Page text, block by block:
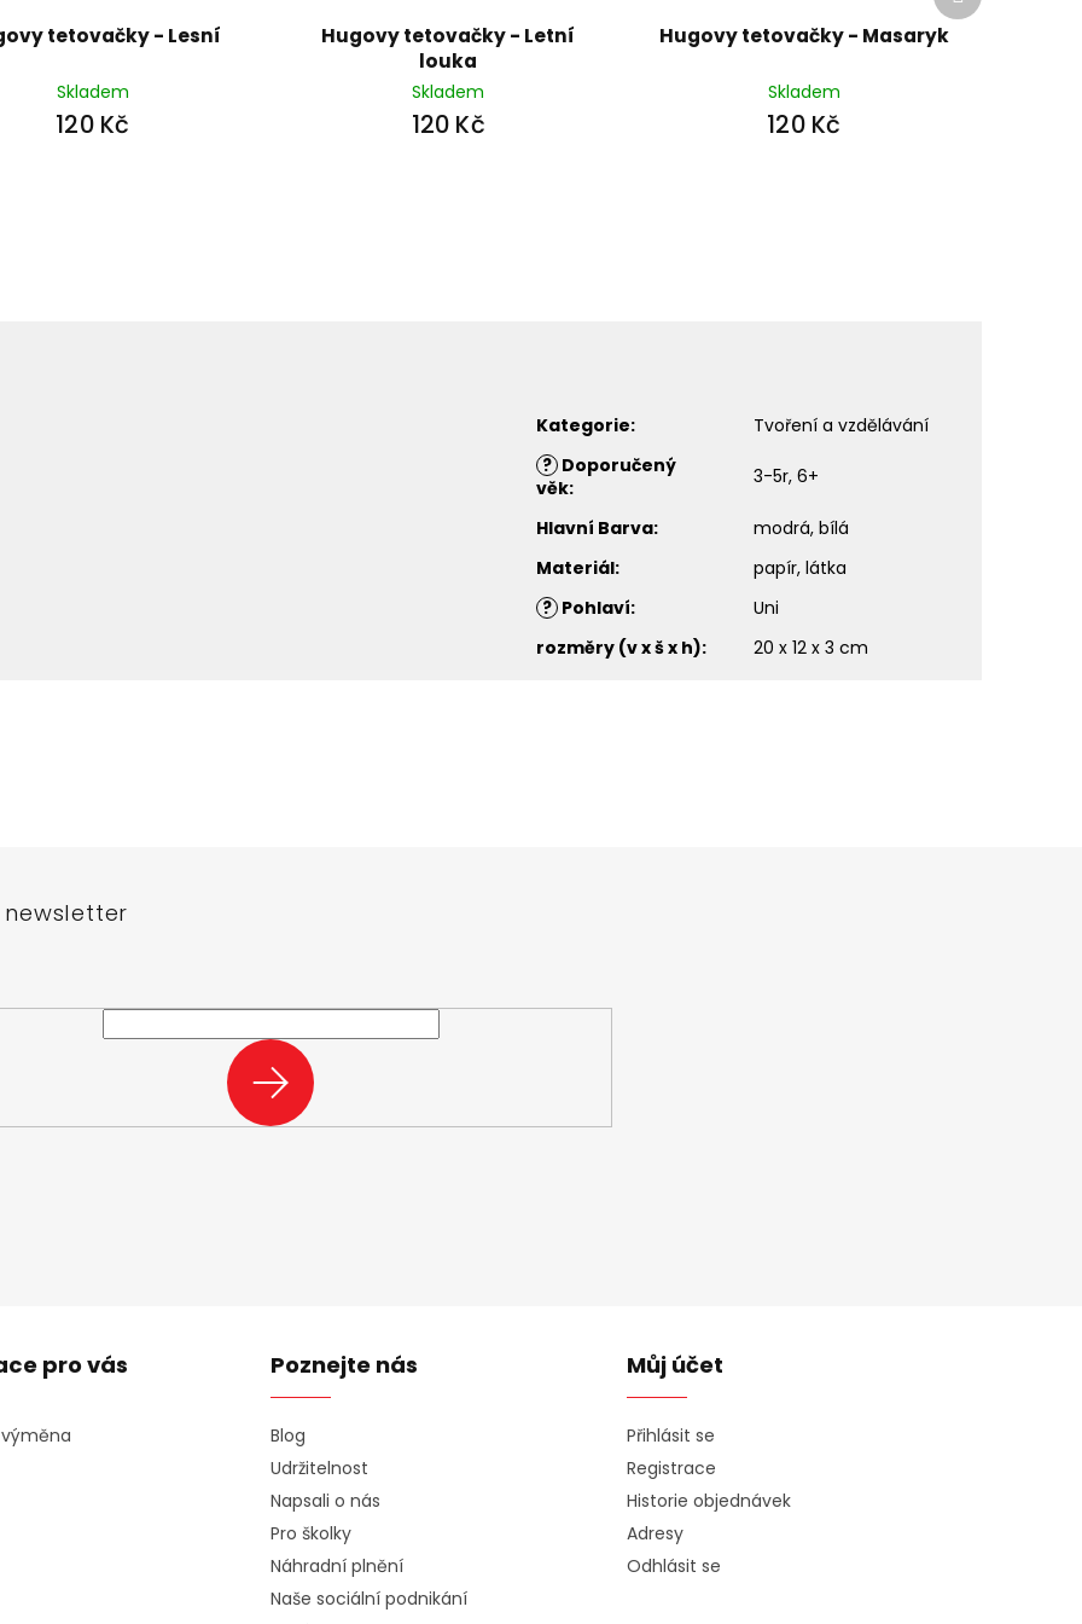
tetovačky - Lesní
Skladem
120 Kč
Hugovy tetovačky - Letní
louka
Skladem
120 Kč
Hugovy tetovačky - Masaryk
Skladem
120 Kč
Kategorie:
Tvoření a vzdělávání
? Doporučený
věk: 3-5r, 6+
Hlavní Barva:
modrá, bílá
Materiál:
papír, látka
? Pohlaví:
Uni
rozměry (v x š x h): 20 x 12 x 3 cm
PŘIHLÁSIT
SE
pro vás Poznejte nás
Blog
Udržitelnost
Napsali o nás
Pro školky
Náhradní plnění
Naše sociální podnikání
Můj účet
Přihlásit se
Registrace
Historie objednávek
Adresy
Odhlásit se